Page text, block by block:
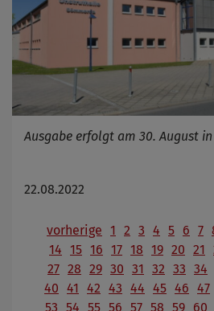
Ausgabe erfolgt am 30. August
22.08.2022
vorherige 1 2 3 4 5 6 7
14 15 16 17 18 19 20 21
27 28 29 30 31 32 33 34
40 41 42 43 44 45 46 47
53 54 55 56 57 58 59 60